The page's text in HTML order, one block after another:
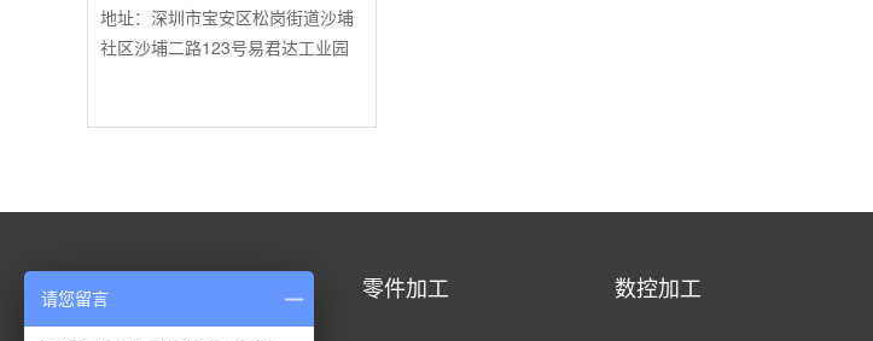
地址：深圳市宝安区松岗街道沙埔
社区沙埔二路123号易君达工业园
CNC加工 零件加工 数控加工
请您留言